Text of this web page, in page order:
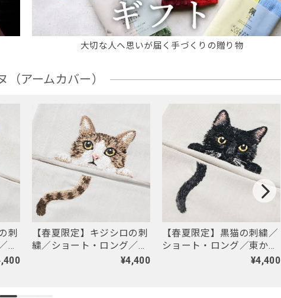
大切な人へ思いが届く手づくりの贈り物
（アームカバー）
刺
東
【春夏限定】キジシロの刺
繍／ショート・ロング／東
かがわで一貫製造／UVケ
¥4,400
【春夏限定】黒猫の刺繍／
ショート・ロング／東かが
わで一貫製造／UVケア／
¥4,400